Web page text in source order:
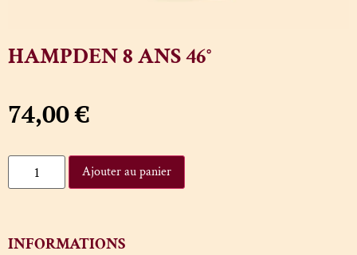
HAMPDEN 8 ANS 46°
74,00€
Ajouter au panier
INFORMATIONS